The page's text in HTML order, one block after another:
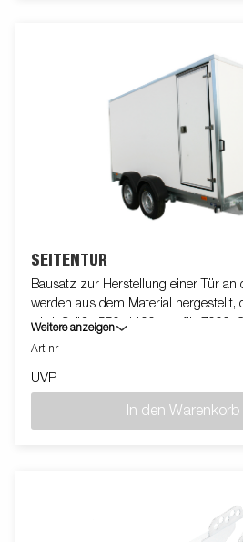
SEITENTÜR
Bausatz zur Herstellung einer Tür an
werden aus dem Material hergestellt,
wird. Größe 550x1100mm für 7000,
Weitere anzeigen
Art nr
UVP
In den Warenkorb